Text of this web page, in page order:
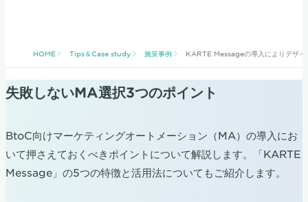
HOME Tips＆Case study 施策事例 KARTE Messageの導入によりデザイ
失敗しないMA選択3つのポイント
BtoC向けマーケティングオートメーション（MA）の導入にお
いて押さえておくべきポイントについて解説します。「KARTE
Message」の5つの特徴と活用法についてもご紹介します。